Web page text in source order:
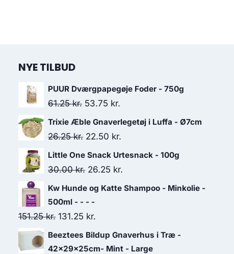
NYE TILBUD
PUUR Dværgpapegøje Foder - 750g
61.25kr. Den
oprindelige
pris
61.25 kr..
53.75 kr.
aktuelle
Trixie Æble Gnaverlegetøj i Luffa - Ø7cm
26.25kr. Den
oprindelige
pris
22.50 kr.
aktuelle
Little One Snack Urtesnack - 100g
30.00kr. Den
oprindelige
pris
var:
30.00 kr..
26.25 kr.
aktuelle
26.25 kr..
Kw Hunde og Katte Shampoo - Minkolie -
500ml - - - -
151.25kr. Den
oprindelige
pris
131.25 kr.
aktuelle
pris
Beeztees Bildup Gnaverhus i Træ -
42x29x25cm- Mint - Large